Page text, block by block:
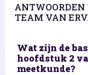
ANTWOORDEN
TEAM VAN
Wat zijn de
hoofdstuk 2
meetkunde?